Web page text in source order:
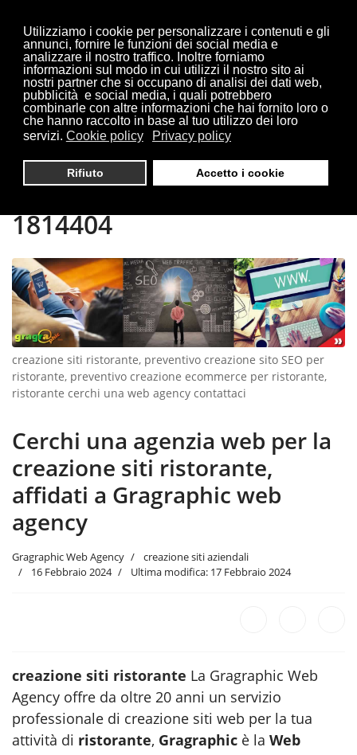
Utilizziamo i cookie per personalizzare i contenuti e gli
annunci, fornire le funzioni dei social media e
analizzare il nostro traffico. Inoltre forniamo
informazioni sul modo in cui utilizzi il nostro sito ai
nostri partner che si occupano di analisi dei dati web,
pubblicità e social media, i quali potrebbero
combinarle con altre informazioni che hai fornito loro o
che hanno raccolto in base al tuo utilizzo dei loro
servizi. Cookie policy Privacy policy
Rifiuto Accetto i cookie
Sei qui:Home siti ristorante
CREAZIONE SITI
RISTORANTE | TEL 0321
1814404
creazione siti ristorante, preventivo creazione sito SEO per
ristorante, preventivo creazione ecommerce per ristorante,
ristorante cerchi una web agency contattaci
Cerchi una agenzia web per la
creazione siti ristorante,
affidati a Gragraphic web
agency
Gragraphic Web Agency
creazione siti aziendali
16 Febbraio 2024
Ultima modifica: 17 Febbraio 2024
creazione siti ristorante La Gragraphic Web
Agency offre da oltre 20 anni un servizio
professionale di creazione siti web per la tua
attività di ristorante, Gragraphic è la Web